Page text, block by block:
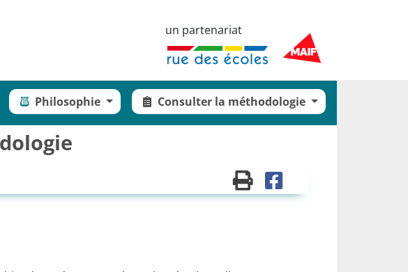
un partenariat
Philosophie Consulter la méthodologie